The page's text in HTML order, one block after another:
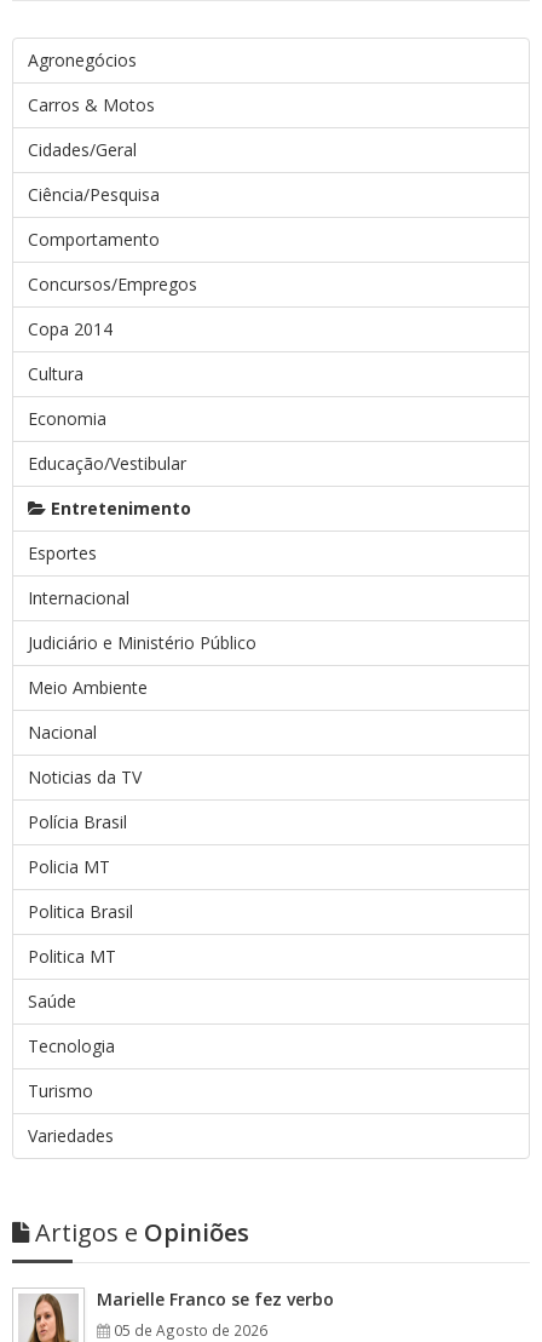
Agronegócios
Carros & Motos
Cidades/Geral
Ciência/Pesquisa
Comportamento
Concursos/Empregos
Copa 2014
Cultura
Economia
Educação/Vestibular
Entretenimento
Esportes
Internacional
Judiciário e Ministério Público
Meio Ambiente
Nacional
Noticias da TV
Polícia Brasil
Policia MT
Politica Brasil
Politica MT
Saúde
Tecnologia
Turismo
Variedades
Artigos e Opiniões
Marielle Franco se fez verbo
05 de Agosto de 2026